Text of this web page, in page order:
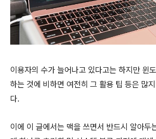
이용자의 수가 늘어나고 있다고는 하지만 윈
하는 것에 비하면 여전히 그 활용 팁 등은 많
다.
이에 이 글에서는 맥을 쓰면서 반드시 알아두